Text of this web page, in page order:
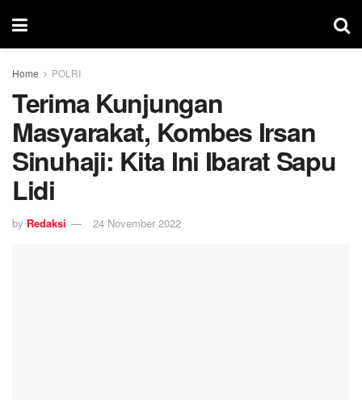
Home POLRI
Terima Kunjungan
Masyarakat, Kombes Irsan
Sinuhaji: Kita Ini Ibarat Sapu
Lidi
by Redaksi 24 November 2022